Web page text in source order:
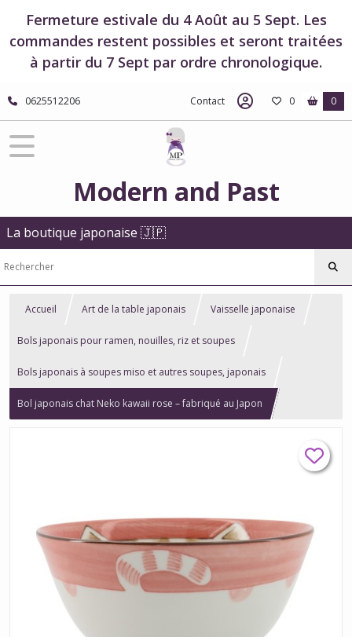
Fermeture estivale du 4 Août au 5 Sept. Les
commandes restent possibles et seront traitées
à partir du 7 Sept par ordre chronologique.
0625512206 Contact 0 0
Modern and Past
La boutique japonaise 🇯🇵
Accueil Art de la table japonais Vaisselle japonaise
Bols japonais pour ramen, nouilles, riz et soupes
Bols japonais à soupes miso et autres soupes, japonais
Bol japonais chat Neko kawaii rose – fabriqué au Japon